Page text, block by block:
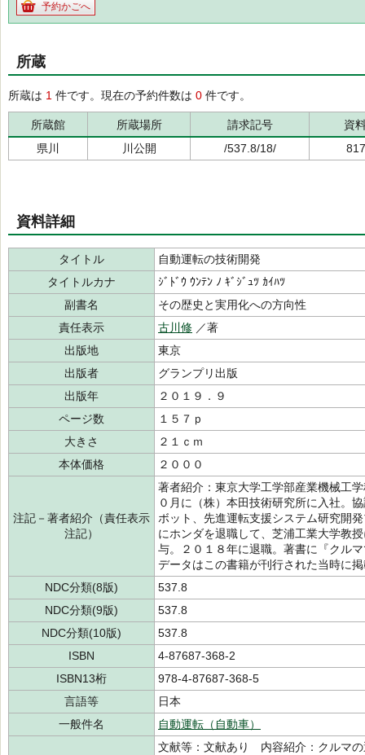
予約かごへ
所蔵
所蔵は 1 件です。現在の予約件数は 0 件です。
所蔵館 所蔵場所 請求記号
資
県川
川公開 /537.8/18/
資料詳細
タイトル
自動運転の技術開発
タイトルカナ
ｼﾞﾄﾞｳ ｳﾝﾃﾝ ﾉ ｷﾞｼﾞｭﾂ ｶｲﾊﾂ
副書名
その歴史と実用化への方向性
責任表示
古川修 ／著
出版地
東京
出版者
グランプリ出版
出版年
２０１９．９
ページ数
１５７ｐ
大きさ
２１ｃｍ
本体価格
２０００
注記－著者紹介（責任表示
注記）
著者紹介：東京大学工学部産業機械工
０月に（株）本田技術研究所に入社。
ボット、先進運転支援システム研究開
にホンダを退職して、芝浦工業大学教
与。２０１８年に退職。著書に『クル
データはこの書籍が刊行された当時に
NDC分類(8版)
537.8
NDC分類(9版)
537.8
NDC分類(10版)
537.8
ISBN
4-87687-368-2
ISBN13桁
978-4-87687-368-5
言語等
日本
一般件名
自動運転（自動車）
文献等：文献あり 内容紹介：クルマ